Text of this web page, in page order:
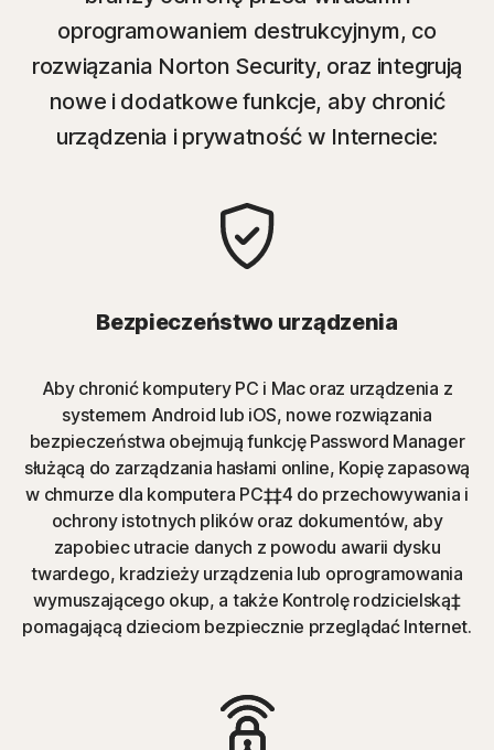
oprogramowaniem destrukcyjnym, co
rozwiązania Norton Security, oraz integrują
nowe i dodatkowe funkcje, aby chronić
urządzenia i prywatność w Internecie:
Bezpieczeństwo urządzenia
Aby chronić komputery PC i Mac oraz urządzenia z
systemem Android lub iOS, nowe rozwiązania
bezpieczeństwa obejmują funkcję Password Manager
służącą do zarządzania hasłami online, Kopię zapasową
w chmurze dla komputera PC‡‡4 do przechowywania i
ochrony istotnych plików oraz dokumentów, aby
zapobiec utracie danych z powodu awarii dysku
twardego, kradzieży urządzenia lub oprogramowania
wymuszającego okup, a także Kontrolę rodzicielską‡
pomagającą dzieciom bezpiecznie przeglądać Internet.